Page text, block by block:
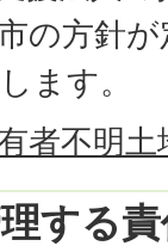
の方針
ます。
者不明土
する